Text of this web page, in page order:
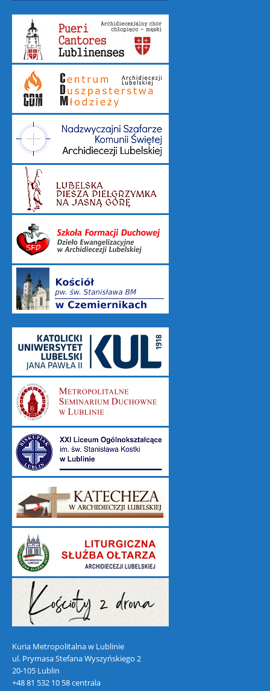
Kuria Metropolitalna w Lublinie
ul. Prymasa Stefana Wyszyńskiego 2
20-105 Lublin
+48 81 532 10 58 centrala